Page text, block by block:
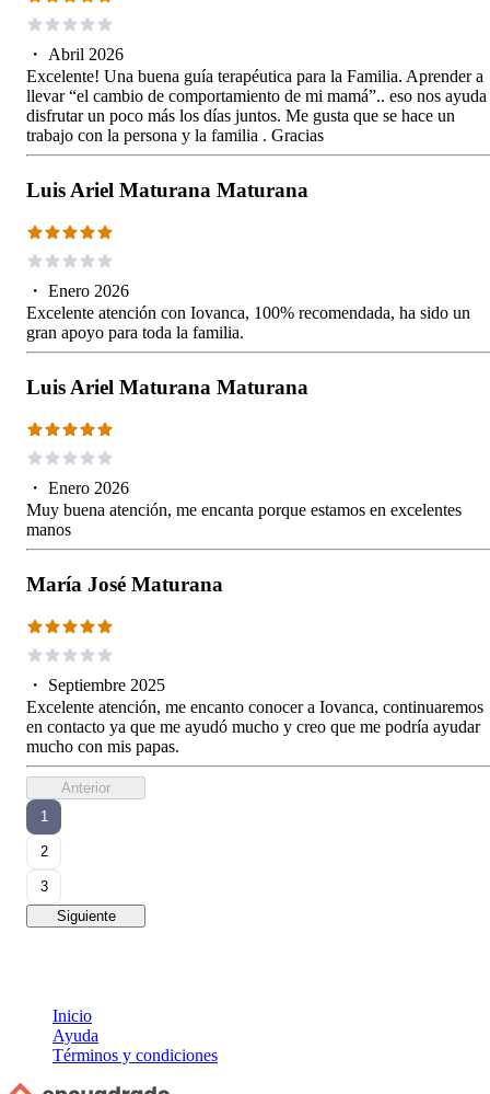
・ Abril 2026
Excelente! Una buena guía terapéutica para la Familia. Aprender a
llevar “el cambio de comportamiento de mi mamá”.. eso nos ayuda
disfrutar un poco más los días juntos. Me gusta que se hace un
trabajo con la persona y la familia . Gracias
Luis Ariel Maturana Maturana
・ Enero 2026
Excelente atención con Iovanca, 100% recomendada, ha sido un
gran apoyo para toda la familia.
Luis Ariel Maturana Maturana
・ Enero 2026
Muy buena atención, me encanta porque estamos en excelentes
manos
María José Maturana
・ Septiembre 2025
Excelente atención, me encanto conocer a Iovanca, continuaremos
en contacto ya que me ayudó mucho y creo que me podría ayudar
mucho con mis papas.
Anterior
1
2
3
Siguiente
Inicio
Ayuda
Términos y condiciones